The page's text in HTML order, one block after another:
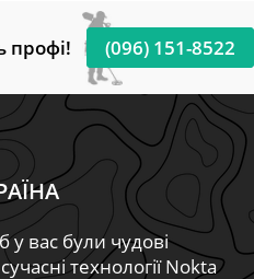
профі! (096) 151-8522
вас були чудові
технології Nokta